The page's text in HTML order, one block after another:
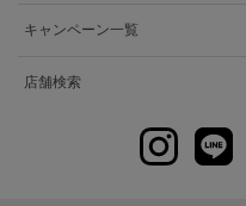
キャンペーン一覧
店舗検索